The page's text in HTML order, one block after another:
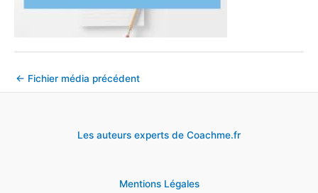
← Fichier média précédent
Les auteurs experts de Coachme.fr
Mentions Légales